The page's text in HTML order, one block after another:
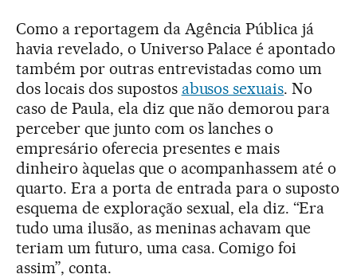
Como a reportagem da Agência Pública já
havia revelado, o Universo Palace é apontado
também por outras entrevistadas como um
dos locais dos supostos abusos sexuais. No
caso de Paula, ela diz que não demorou para
perceber que junto com os lanches o
empresário oferecia presentes e mais
dinheiro àquelas que o acompanhassem até o
quarto. Era a porta de entrada para o suposto
esquema de exploração sexual, ela diz. “Era
tudo uma ilusão, as meninas achavam que
teriam um futuro, uma casa. Comigo foi
assim”, conta.